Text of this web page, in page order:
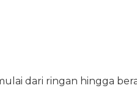
dari ringan hingga